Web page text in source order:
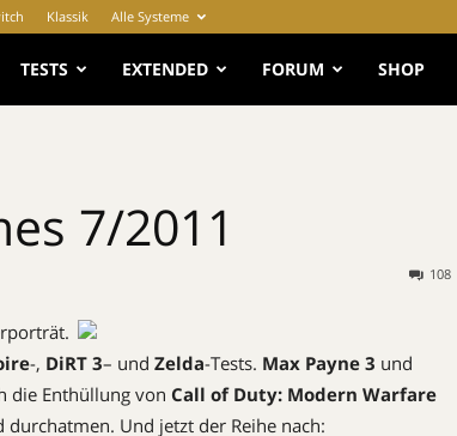
Klassik Alle Systeme
TESTS EXTENDED FORUM SHOP
7/2011
108
-, DiRT 3– und Zelda-Tests. Max Payne 3 und
die Enthüllung von Call of Duty: Modern Warfare
Und jetzt der Reihe nach: